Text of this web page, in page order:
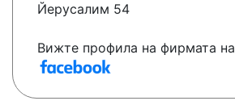
Йерусалим 54
Вижте профила на фирмата на